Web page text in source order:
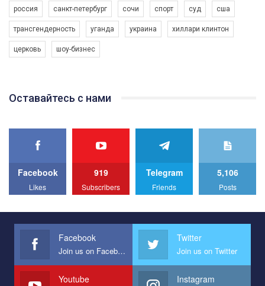
насильству проти ЛГБТ в Україні.
Ми просимо вашої підтримки, щоб реалізувати нашу
програму з боротьби з насильством проти ЛГБТ в Україні.
Якщо ти хочеш підтримати нас - просто натисни "лайк" під
best video, representing programme for the development of
We appeal to your support and ask to help us implement our plan
All you have to do is to press "Like" below the video.
Эмоционально сильный ролик от команды "Гей-альянс
представляющий программу развития организации.
Мы просим вас поддержать нас и помочь нам реализовать
наш план по борьбе с насилием и дискриминацией на почве
СОГИ в Украине.
1.9K Просмотров • 226 Нравится • 5 Комментариев
россия санкт-петербург сочи спорт суд сша
трансгендерность уганда украина хиллари клинтон
церковь шоу-бизнес
Оставайтесь с нами
Facebook
Likes
919
Subscribers
Telegram
Friends
5,106
Posts
Facebook
Join us on Facebook
Twitter
Join us on Twitter
Youtube Instagram